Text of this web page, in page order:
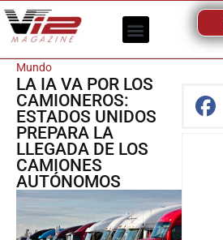
Mundo
LA IA VA POR LOS
CAMIONEROS:
ESTADOS UNIDOS
PREPARA LA
LLEGADA DE LOS
CAMIONES
AUTÓNOMOS